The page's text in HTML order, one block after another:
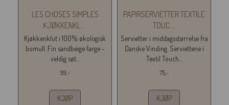
LES CHOSES SIMPLES
KJØKKENKL...
Kjøkkenklut i 100% økologisk
bomull. Fin sandbeige farge -
veldig søt...
99,-
KJØP
PAPIRSERVIETTER TEXTILE
TOUC...
Servietter i middagsstørrelse fra
Danske Vinding. Serviettene i
Textil Touch...
75,-
KJØP